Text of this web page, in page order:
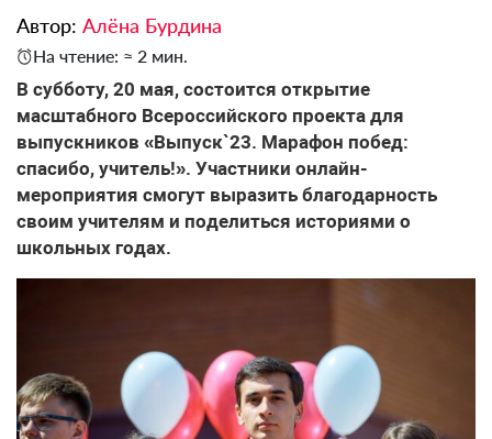
Автор: Алёна Бурдина
На чтение: ≈ 2 мин.
В субботу, 20 мая, состоится открытие
масштабного Всероссийского проекта для
выпускников «Выпуск`23. Марафон побед:
спасибо, учитель!». Участники онлайн-
мероприятия смогут выразить благодарность
своим учителям и поделиться историями о
школьных годах.